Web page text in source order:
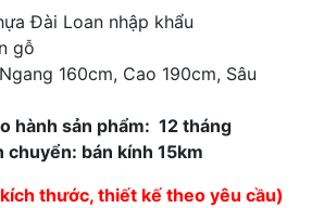
Đài Loan nhập khẩu
gỗ
Ngang 160cm, Cao 190cm, Sâu
hành sản phẩm: 12 tháng
chuyển: bán kính 15km
thước, thiết kế theo yêu cầu)